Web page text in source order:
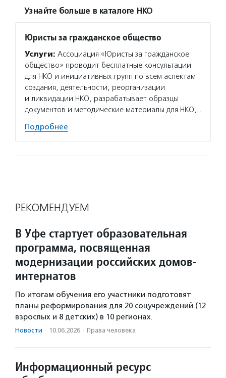
Узнайте больше в каталоге НКО
Юристы за гражданское общество
Услуги: Ассоциация «Юристы за гражданское
общество» проводит бесплатные консультации
для НКО и инициативных групп по всем аспектам
создания, деятельности, реорганизации
и ликвидации НКО, разрабатывает образцы
документов и методические материалы для НКО,…
Подробнее
РЕКОМЕНДУЕМ
В Уфе стартует образовательная
программа, посвященная
модернизации российских домов-
интернатов
По итогам обучения его участники подготовят
планы реформирования для 20 соцучреждений (12
взрослых и 8 детских) в 10 регионах.
Новости · 10.06.2026 · Права человека
Информационный ресурс